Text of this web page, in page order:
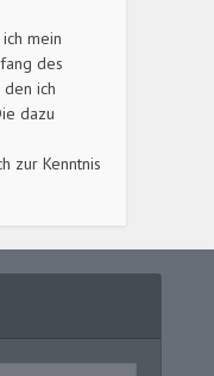
mein
des
ich
dazu
zur Kenntnis